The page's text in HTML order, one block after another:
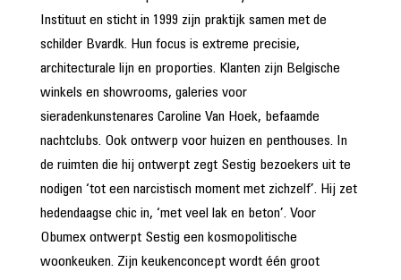
Instituut en sticht in 1999 zijn praktijk samen met de
schilder Bvardk. Hun focus is extreme precisie,
architecturale lijn en proporties. Klanten zijn Belgische
winkels en showrooms, galeries voor
sieradenkunstenares Caroline Van Hoek, befaamde
nachtclubs. Ook ontwerp voor huizen en penthouses. In
de ruimten die hij ontwerpt zegt Sestig bezoekers uit te
nodigen ‘tot een narcistisch moment met zichzelf’. Hij zet
hedendaagse chic in, ‘met veel lak en beton’. Voor
Obumex ontwerpt Sestig een kosmopolitische
woonkeuken. Zijn keukenconcept wordt één groot